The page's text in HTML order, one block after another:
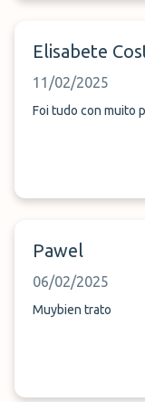
Elisabete
11/02/2025
Pawel
06/02/2025
Muybien trato